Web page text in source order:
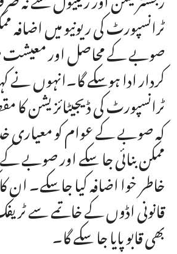
ٹرانسپورٹ کی ریونیو میں اضافہ
صوبے کے محاصل اور معیشت
کردار ادا ہوسکے گا۔انہوں نے
ٹرانسپورٹ کی ڈیجیٹائز یشن
کہ صوبے کے عوام کو معیاری
ممکن بنائی جا سکے اور صوبے
خاطر خوا اضافہ کیا جاسکے۔ ان کا
قانونی اڈوں کے خاتمے سے
بھی قابو پایا جا سکے گا۔